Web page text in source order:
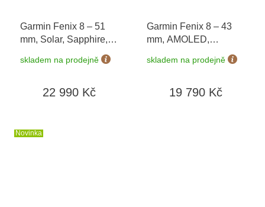
Garmin Fenix 8 – 51
mm, Solar, Sapphire,
Yellow/Graphite 010-
skladem na prodejně
22 990 Kč
Garmin Fenix 8 – 43
mm, AMOLED,
Sapphire, Carbon grey
DLC titanium, Black /
02903-21
skladem na prodejně
19 790 Kč
Novinka